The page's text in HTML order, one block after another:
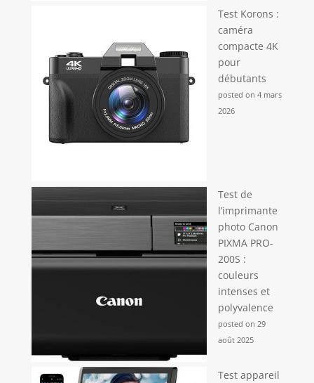
facile à utiliser pour tous les âges.Test Korons :
caméra
compacte 4K
pour
débutants
posted on 4 mars
2026
Test de
l’imprimante
photo Canon
PIXMA PRO-
200S :
couleurs
intenses et
polyvalence
posted on 29
août 2025
Test appareil